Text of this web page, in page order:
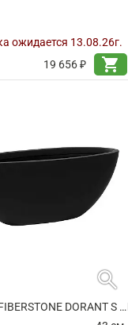
ожидается 13.08.26г.
19 656 ₽
shopping_cart
search
КАШПО FIBERSTONE DORANT S MATT BLACK